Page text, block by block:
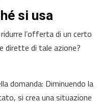
si usa
l’offerta di un certo
dirette di tale azione?
domanda: Diminuendo la
si crea una situazione